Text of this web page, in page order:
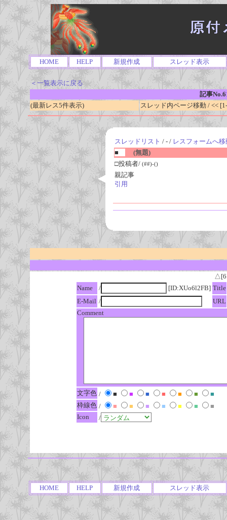
HOME HELP 新規作成 スレッド表示
＜一覧表示に戻る
記事
(最新レス5件表示)
スレッド内ページ移動 / <<
スレッドリスト / - / レスフォームへ移
■
(無題)
□投稿者/ (##)-()
親記事
引用
Name
/ [ID:XUo6l2FB] Title
E-Mail /
URL
Comment
文字色 / ■ ■ ■ ■ ■ ■
■
枠線色 / ■ ■ ■ ■ ■ ■
■
Icon
/
HOME HELP 新規作成 スレッド表示